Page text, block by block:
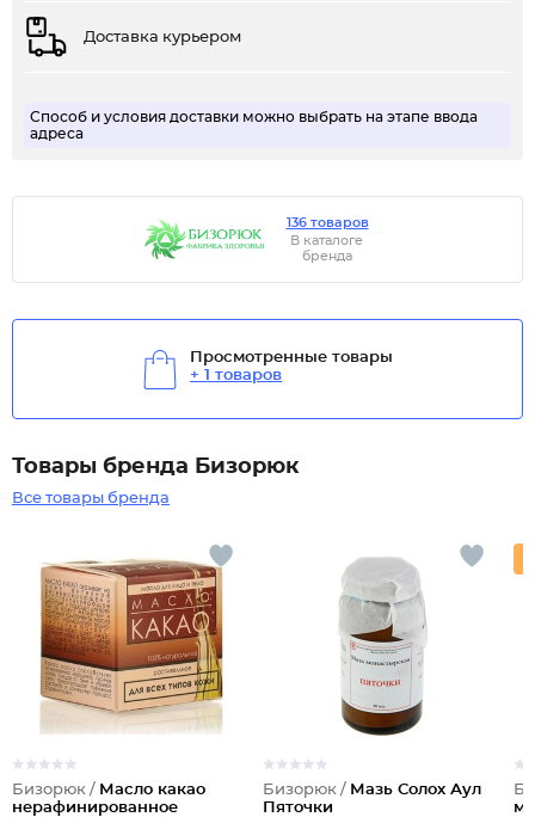
Доставка курьером
Способ и условия доставки можно выбрать на этапе ввода
адреса
136 товаров
В каталоге
бренда
Просмотренные товары
+ 1 товаров
Товары бренда Бизорюк
Все товары бренда
Бизорюк / Масло какао
нерафинированное
Бизорюк / Мазь Солох Аул
Пяточки